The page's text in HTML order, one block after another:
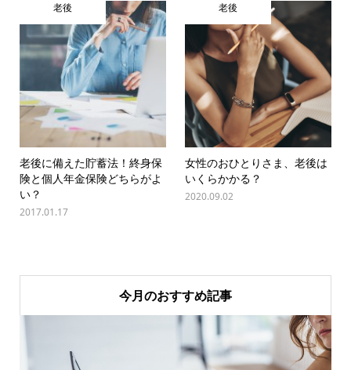
老後
老後に備えた貯蓄法！終身保
険と個人年金保険どちらがよ
い？
2017.01.17
老後
女性のおひとりさま、老後は
いくらかかる？
2020.09.02
今月のおすすめ記事